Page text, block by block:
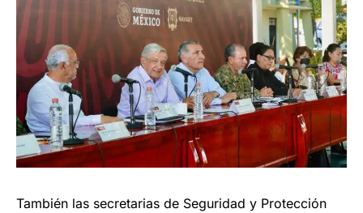
También las secretarias de Seguridad y Protección